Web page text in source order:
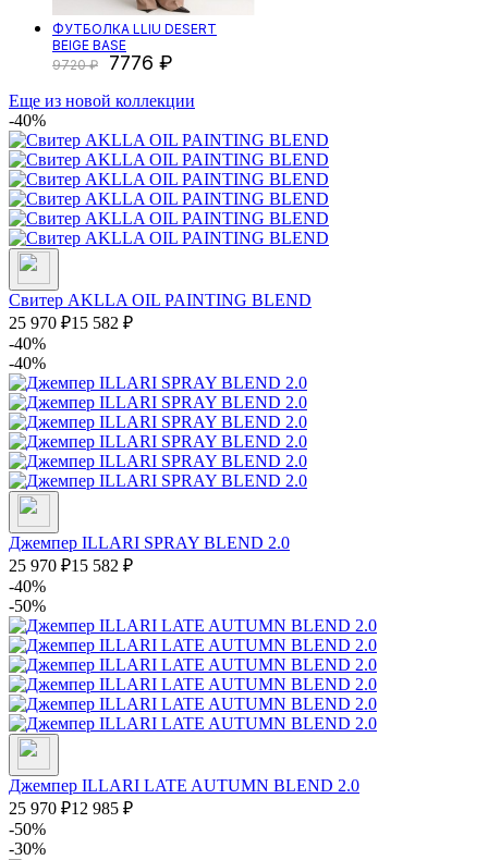
ФУТБОЛКА LLIU DESERT
BEIGE BASE
9720
7776
Еще из новой коллекции
-40%
Свитер AKLLA OIL PAINTING BLEND
25 970 ₽15 582 ₽
-40%
-40%
Джемпер ILLARI SPRAY BLEND 2.0
25 970 ₽15 582 ₽
-40%
-50%
Джемпер ILLARI LATE AUTUMN BLEND 2.0
25 970 ₽12 985 ₽
-50%
-30%